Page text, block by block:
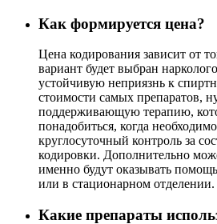
Как формируется цена?
Цена кодирования зависит от
вариант будет выбран
устойчивую неприязнь к
стоимости самых препаратов,
поддерживающую терапию,
понадобиться, когда
круглосуточный контроль за
кодировки. Дополнительно
именно будут оказывать
или в стационарном отделении.
Какие препараты